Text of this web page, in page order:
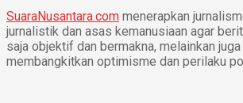
SuaraNusantara.com menerapkan
jurnalistik dan asas kemanusiaan agar
saja objektif dan bermakna, melainkan
membangkitkan optimisme dan perilaku